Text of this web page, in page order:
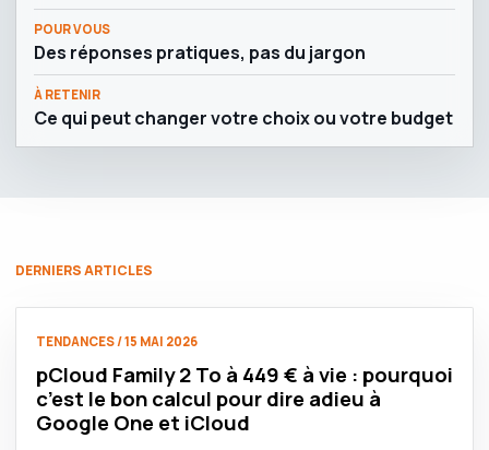
POUR VOUS
Des réponses pratiques, pas du jargon
À RETENIR
Ce qui peut changer votre choix ou votre budget
DERNIERS ARTICLES
TENDANCES / 15 MAI 2026
pCloud Family 2 To à 449 € à vie : pourquoi
c’est le bon calcul pour dire adieu à
Google One et iCloud